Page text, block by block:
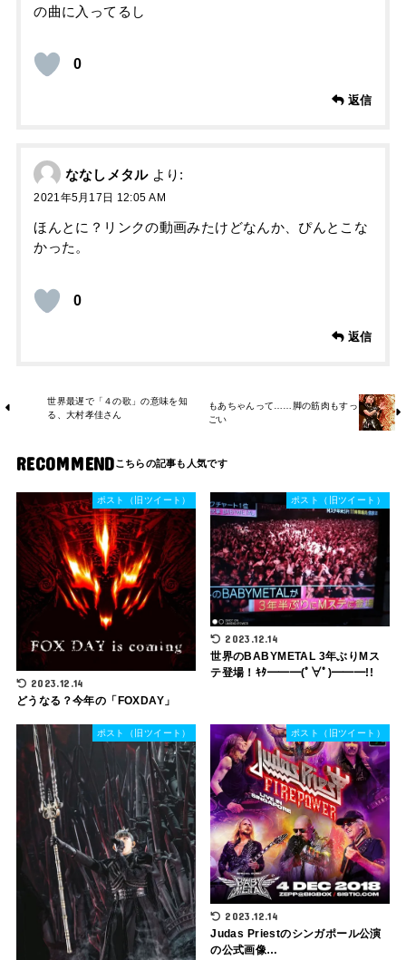
の曲に入ってるし
0
返信
ななしメタル より:
2021年5月17日 12:05 AM
ほんとに？リンクの動画みたけどなんか、ぴんとこな
かった。
0
返信
世界最遅で「４の歌」の意味を知
る、大村孝佳さん
もあちゃんって……脚の筋肉もすっ
ごい
RECOMMEND
ポスト（旧ツイート）
2023.12.14
どうなる？今年の「FOXDAY」
ポスト（旧ツイート）
2023.12.14
世界のBABYMETAL 3年ぶりMス
テ登場！ｷﾀ━━━(ﾟ∀ﾟ)━━━!!
ポスト（旧ツイート） ポスト（旧ツイート）
2023.12.14
Judas Priestのシンガポール公演
の公式画像…